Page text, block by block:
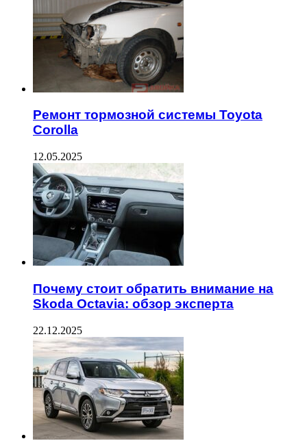
Ремонт тормозной системы Toyota
Corolla
12.05.2025
Почему стоит обратить внимание на
Skoda Octavia: обзор эксперта
22.12.2025